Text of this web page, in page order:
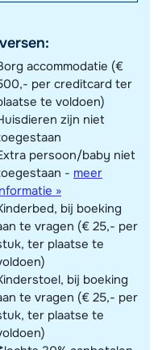
accommodatie (€
per creditcard ter
te voldoen)
zijn niet
persoon/baby niet
- meer
»
bij boeking
te vragen (€ 25,- per
ter plaatse te
bij boeking
te vragen (€ 25,- per
ter plaatse te